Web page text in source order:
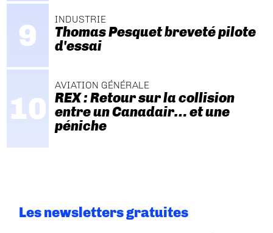
INDUSTRIE
Thomas Pesquet breveté pilote
d'essai
AVIATION GÉNÉRALE
REX : Retour sur la collision
entre un Canadair… et une
péniche
Les newsletters gratuites